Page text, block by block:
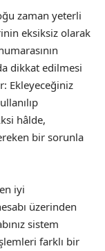
zaman yeterli
eksiksiz olarak
dikkat edilmesi
Ekleyeceğiniz
hâlde,
bir sorunla
iyi
üzerinden
sistem
farklı bir